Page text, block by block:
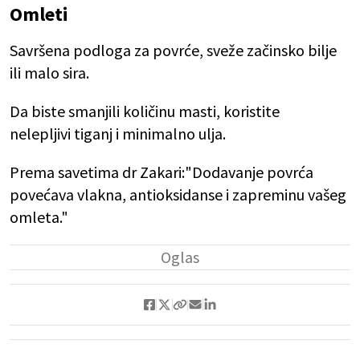
Omleti
Savršena podloga za povrće, sveže začinsko bilje
ili malo sira.
Da biste smanjili količinu masti, koristite
nelepljivi tiganj i minimalno ulja.
Prema savetima dr Zakari:"Dodavanje povrća
povećava vlakna, antioksidanse i zapreminu vašeg
omleta."